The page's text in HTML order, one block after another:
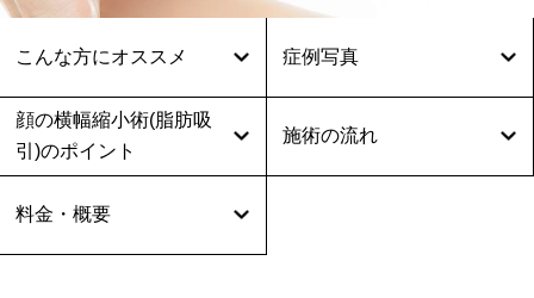
こんな方にオススメ 症例写真
顔の横幅縮小術(脂肪吸
引)のポイント
施術の流れ
料金・概要